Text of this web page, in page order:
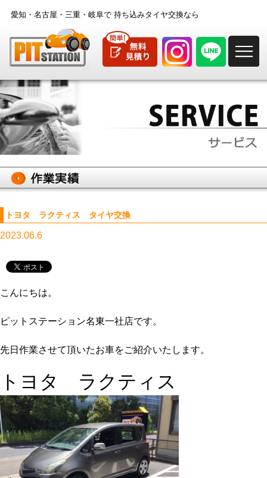
愛知・名古屋・三重・岐阜で持ち込みタイヤ交換なら
トヨタ ラクティス タイヤ交換
2023.06.6
こんにちは。
ピットステーション名東一社店です。
先日作業させて頂いたお車をご紹介いたします。
トヨタ ラクティス